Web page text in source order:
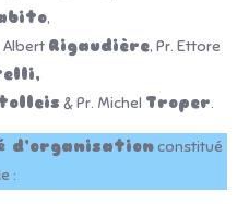
,
Albert Rigaudière, Pr. Ettore
& Pr. Michel Troper.
d’organisationconstitué
: